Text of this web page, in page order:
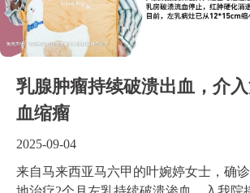
乳腺肿瘤持续破溃出血，介
血缩瘤
2025-09-04
来自马来西亚马六甲的叶婉婷女士，确